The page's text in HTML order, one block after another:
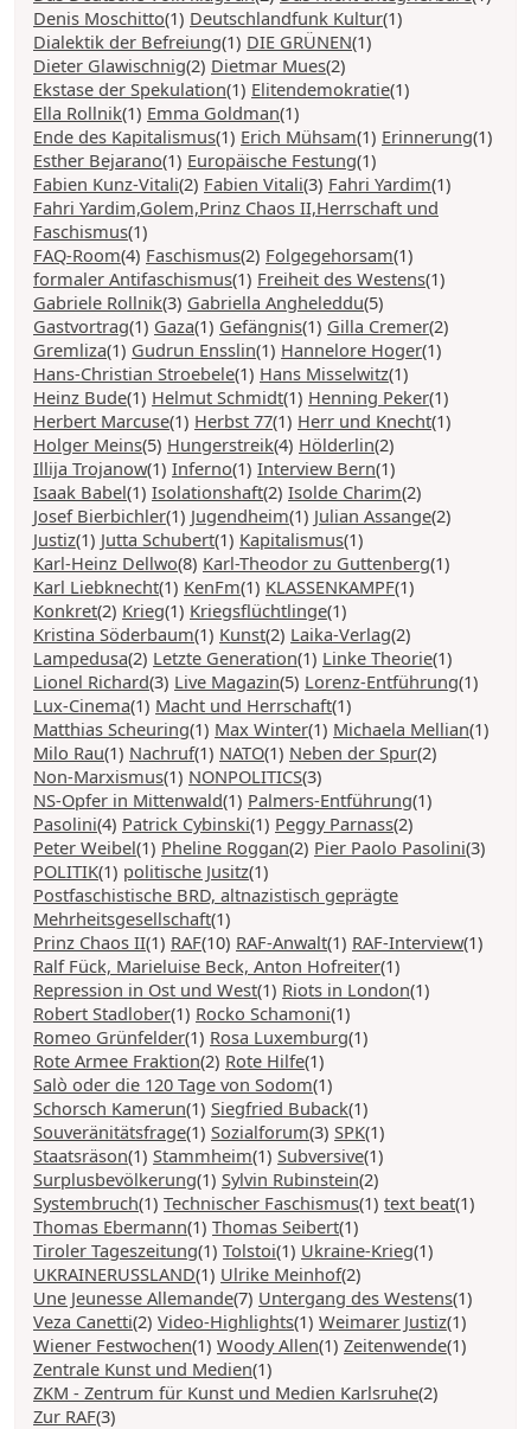
Denis Moschitto(1) Deutschlandfunk Kultur(1)
Dialektik der Befreiung(1) DIE GRÜNEN(1)
Dieter Glawischnig(2) Dietmar Mues(2)
Ekstase der Spekulation(1) Elitendemokratie(1)
Ella Rollnik(1) Emma Goldman(1)
Ende des Kapitalismus(1) Erich Mühsam(1) Erinnerung(1)
Esther Bejarano(1) Europäische Festung(1)
Fabien Kunz-Vitali(2) Fabien Vitali(3) Fahri Yardim(1)
Fahri Yardim,Golem,Prinz Chaos II,Herrschaft und
Faschismus(1)
FAQ-Room(4) Faschismus(2) Folgegehorsam(1)
formaler Antifaschismus(1) Freiheit des Westens(1)
Gabriele Rollnik(3) Gabriella Angheleddu(5)
Gastvortrag(1) Gaza(1) Gefängnis(1) Gilla Cremer(2)
Gremliza(1) Gudrun Ensslin(1) Hannelore Hoger(1)
Hans-Christian Stroebele(1) Hans Misselwitz(1)
Heinz Bude(1) Helmut Schmidt(1) Henning Peker(1)
Herbert Marcuse(1) Herbst 77(1) Herr und Knecht(1)
Holger Meins(5) Hungerstreik(4) Hölderlin(2)
Illija Trojanow(1) Inferno(1) Interview Bern(1)
Isaak Babel(1) Isolationshaft(2) Isolde Charim(2)
Josef Bierbichler(1) Jugendheim(1) Julian Assange(2)
Justiz(1) Jutta Schubert(1) Kapitalismus(1)
Karl-Heinz Dellwo(8) Karl-Theodor zu Guttenberg(1)
Karl Liebknecht(1) KenFm(1) KLASSENKAMPF(1)
Konkret(2) Krieg(1) Kriegsflüchtlinge(1)
Kristina Söderbaum(1) Kunst(2) Laika-Verlag(2)
Lampedusa(2) Letzte Generation(1) Linke Theorie(1)
Lionel Richard(3) Live Magazin(5) Lorenz-Entführung(1)
Lux-Cinema(1) Macht und Herrschaft(1)
Matthias Scheuring(1) Max Winter(1) Michaela Mellian(1)
Milo Rau(1) Nachruf(1) NATO(1) Neben der Spur(2)
Non-Marxismus(1) NONPOLITICS(3)
NS-Opfer in Mittenwald(1) Palmers-Entführung(1)
Pasolini(4) Patrick Cybinski(1) Peggy Parnass(2)
Peter Weibel(1) Pheline Roggan(2) Pier Paolo Pasolini(3)
POLITIK(1) politische Jusitz(1)
Postfaschistische BRD, altnazistisch geprägte
Mehrheitsgesellschaft(1)
Prinz Chaos II(1) RAF(10) RAF-Anwalt(1) RAF-Interview(1)
Ralf Fück, Marieluise Beck, Anton Hofreiter(1)
Repression in Ost und West(1) Riots in London(1)
Robert Stadlober(1) Rocko Schamoni(1)
Romeo Grünfelder(1) Rosa Luxemburg(1)
Rote Armee Fraktion(2) Rote Hilfe(1)
Salò oder die 120 Tage von Sodom(1)
Schorsch Kamerun(1) Siegfried Buback(1)
Souveränitätsfrage(1) Sozialforum(3) SPK(1)
Staatsräson(1) Stammheim(1) Subversive(1)
Surplusbevölkerung(1) Sylvin Rubinstein(2)
Systembruch(1) Technischer Faschismus(1) text beat(1)
Thomas Ebermann(1) Thomas Seibert(1)
Tiroler Tageszeitung(1) Tolstoi(1) Ukraine-Krieg(1)
UKRAINERUSSLAND(1) Ulrike Meinhof(2)
Une Jeunesse Allemande(7) Untergang des Westens(1)
Veza Canetti(2) Video-Highlights(1) Weimarer Justiz(1)
Wiener Festwochen(1) Woody Allen(1) Zeitenwende(1)
Zentrale Kunst und Medien(1)
ZKM - Zentrum für Kunst und Medien Karlsruhe(2)
Zur RAF(3)